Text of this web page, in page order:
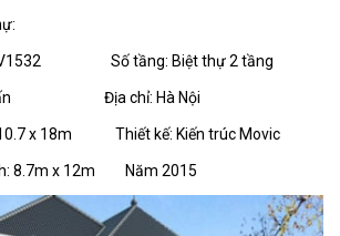
MV1532 Số tầng: Biệt thự 2 tầng
Tuấn Địa chỉ: Hà Nội
10.7 x 18m Thiết kế: Kiến trúc Movic
8.7m x 12m Năm 2015